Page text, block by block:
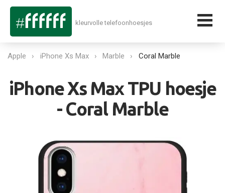
kleurvolle telefoonhoesjes
Apple iPhone Xs Max Marble Coral Marble
iPhone Xs Max TPU hoesje
- Coral Marble